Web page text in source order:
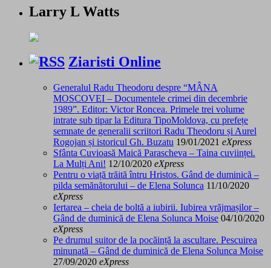
Larry L Watts
Ziaristi Online
Generalul Radu Theodoru despre “MÂNA
MOSCOVEI – Documentele crimei din decembrie
1989”. Editor: Victor Roncea. Primele trei volume
intrate sub tipar la Editura TipoMoldova, cu prefețe
semnate de generalii scriitori Radu Theodoru și Aurel
Rogojan și istoricul Gh. Buzatu 19/01/2021 eXpress
Sfânta Cuvioasă Maică Parascheva – Taina cuviinței.
La Mulți Ani! 12/10/2020 eXpress
Pentru o viață trăită întru Hristos. Gând de duminică –
pilda semănătorului – de Elena Solunca 11/10/2020
eXpress
Iertarea – cheia de boltă a iubirii. Iubirea vrăjmașilor –
Gând de duminică de Elena Solunca Moise 04/10/2020
eXpress
Pe drumul suitor de la pocăință la ascultare. Pescuirea
minunată – Gând de duminică de Elena Solunca Moise
27/09/2020 eXpress